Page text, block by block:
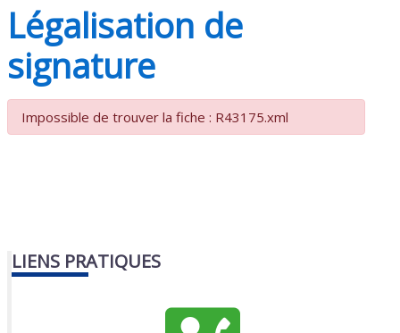
Légalisation de
signature
Impossible de trouver la fiche : R43175.xml
LIENS PRATIQUES